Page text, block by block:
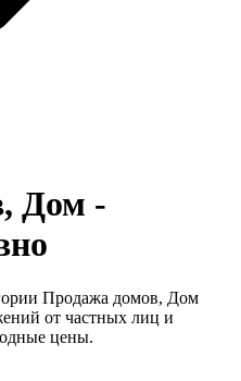
Дом -
Продажа домов, Дом
от частных лиц и
цены.